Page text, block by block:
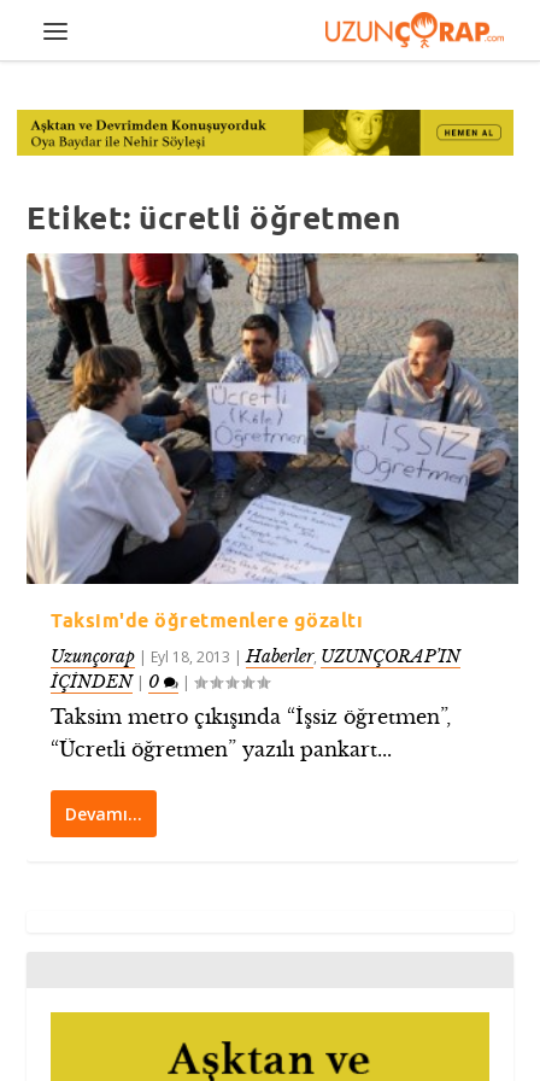
Etiket: ücretli öğretmen
Taksim'de öğretmenlere gözaltı
Uzunçorap | Eyl 18, 2013 |Haberler, UZUNÇORAP’IN
İÇİNDEN| 0 |
Taksim metro çıkışında “İşsiz öğretmen”,
“Ücretli öğretmen” yazılı pankart...
Devamı…